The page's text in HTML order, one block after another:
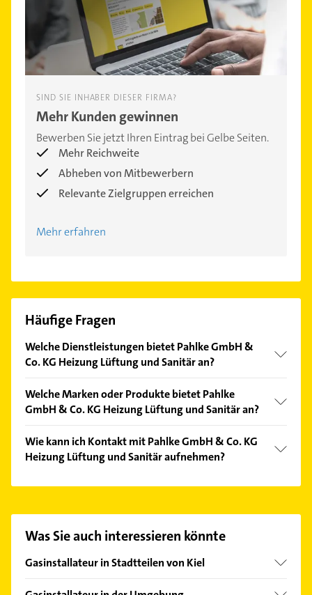
SIND SIE INHABER DIESER FIRMA?
Mehr Kunden gewinnen
Bewerben Sie jetzt Ihren Eintrag bei Gelbe Seiten.
Mehr Reichweite
Abheben von Mitbewerbern
Relevante Zielgruppen erreichen
Mehr erfahren
Häufige Fragen
Welche Dienstleistungen bietet Pahlke GmbH &
Co. KG Heizung Lüftung und Sanitär an?
Installationen für die Wasserversorgung,
Lüftungsbau, Sanitärtechnik, Heizungsbau und
Welche Marken oder Produkte bietet Pahlke
GmbH & Co. KG Heizung Lüftung und Sanitär an?
Bäder, Gas-, Oel- und Fernwärmeanlagen,
Regenerative Energien und Heizungsanlagen.
Wie kann ich Kontakt mit Pahlke GmbH & Co. KG
Heizung Lüftung und Sanitär aufnehmen?
auswählen. Hier finden Sie alleKontaktdaten
Was Sie auch interessieren könnte
Gasinstallateur in Stadtteilen von Kiel
Elmschenhagen-Nord